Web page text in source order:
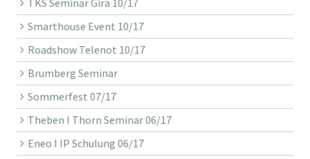
TKS Seminar Gira 10/17
Smarthouse Event 10/17
Roadshow Telenot 10/17
Brumberg Seminar
Sommerfest 07/17
Theben I Thorn Seminar 06/17
Eneo I IP Schulung 06/17